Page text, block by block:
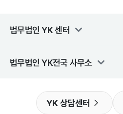
법무법인 YK센터
법무법인 YK전국 사무소
YK 상담센터